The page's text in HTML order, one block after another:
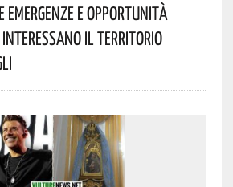
Emergenze E Opportunità
Interessano Il Territorio